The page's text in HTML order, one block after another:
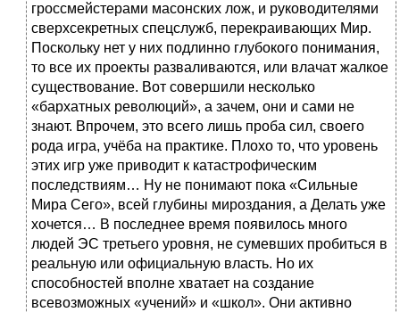
гроссмейстерами масонских лож, и руководителями
сверхсекретных спецслужб, перекраивающих Мир.
Поскольку нет у них подлинно глубокого понимания,
то все их проекты разваливаются, или влачат жалкое
существование. Вот совершили несколько
«бархатных революций», а зачем, они и сами не
знают. Впрочем, это всего лишь проба сил, своего
рода игра, учёба на практике. Плохо то, что уровень
этих игр уже приводит к катастрофическим
последствиям… Ну не понимают пока «Сильные
Мира Сего», всей глубины мироздания, а Делать уже
хочется… В последнее время появилось много
людей ЭС третьего уровня, не сумевших пробиться в
реальную или официальную власть. Но их
способностей вполне хватает на создание
всевозможных «учений» и «школ». Они активно